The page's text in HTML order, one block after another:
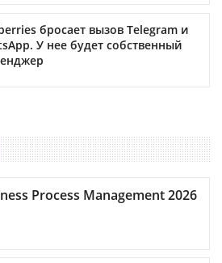
бросает вызов Telegram и
У нее будет собственный
Process Management 2026